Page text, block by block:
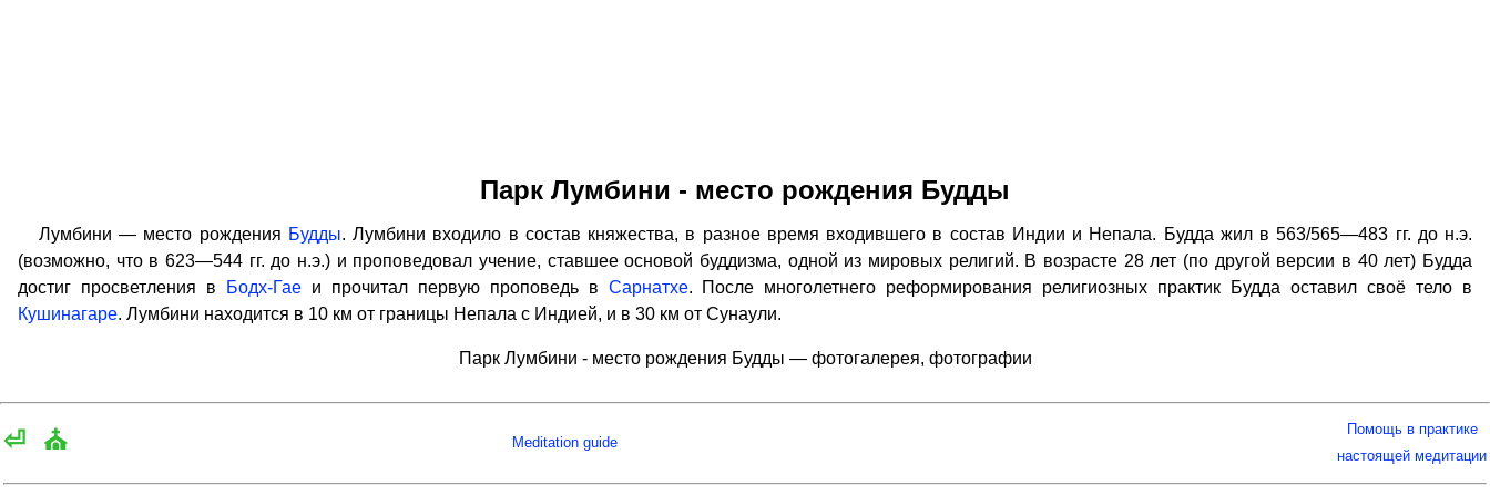
Парк Лумбини - место рождения Будды
Лумбини — место рождения Будды. Лумбини входило в состав княжества, в разное время входившего в состав Индии и Непала. Будда жил в 563/565—483 гг. до н.э.
(возможно, что в 623—544 гг. до н.э.) и проповедовал учение, ставшее основой буддизма, одной из мировых религий. В возрасте 28 лет (по другой версии в 40 лет) Будда
достиг просветления в
Бодх-Гаеи прочитал первую проповедь в Сарнатхе. После многолетнего реформирования религиозных практик Будда оставил своё тело в
Кушинагаре. Лумбини находится в 10 км от границы Непала с Индией, и в 30 км от Сунаули.
Парк Лумбини - место рождения Будды — фотогалерея, фотографии
⏎ ⛪ Meditation guide
Помощь в практике
настоящей медитации